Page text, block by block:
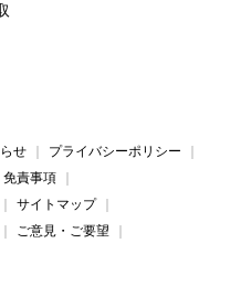
せ
プライバシーポリシー
免責事項
サイトマップ
ご意見・ご要望